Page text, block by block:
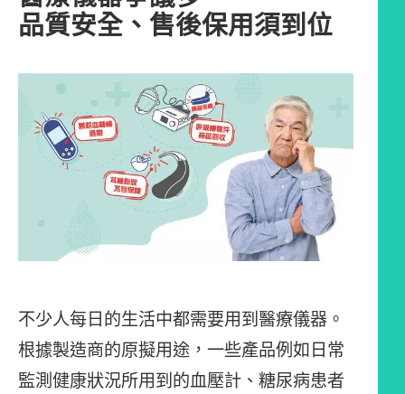
品質安全、售後保用須到位
不少人每日的生活中都需要用到醫療儀器。
根據製造商的原擬用途，一些產品例如日常
監測健康狀況所用到的血壓計、糖尿病患者